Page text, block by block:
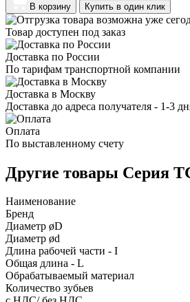
В корзину Купить в один клик
Товар доступен под заказ
Доставка по России
По тарифам транспортной компании
Доставка в Москву
Доставка до адреса получателя - 1-3
Оплата
По выставленному счету
Другие товары Серия
Наименование
Бренд
Диаметр øD
Диаметр ød
Длина рабочей части - I
Общая длина - L
Обрабатываемый материал
Количество зубьев